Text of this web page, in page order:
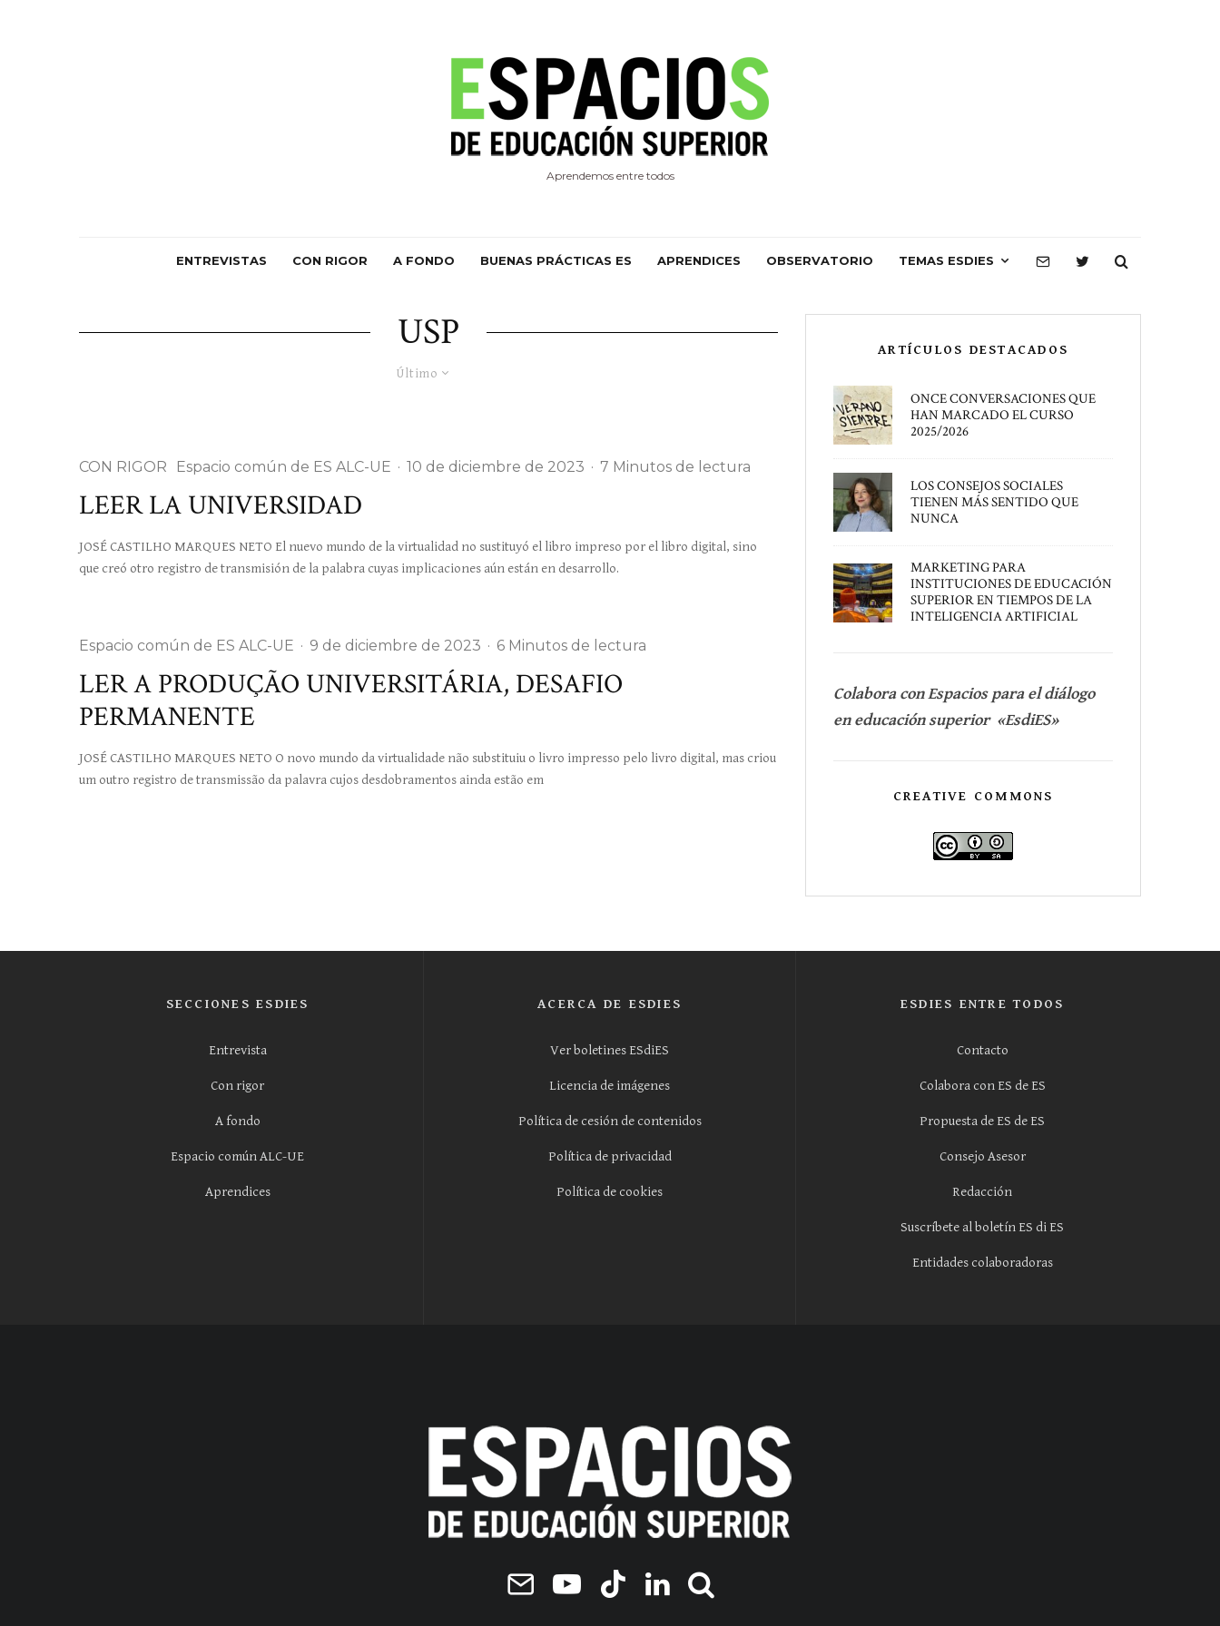
Aprendemos entre todos
ENTREVISTAS CON RIGOR A FONDO BUENAS PRÁCTICAS ES APRENDICES OBSERVATORIO TEMAS ESDIES
USP
Último
CON RIGOR Espacio común de ES ALC-UE · 10 de diciembre de 2023 · 7 Minutos de lectura
LEER LA UNIVERSIDAD
JOSÉ CASTILHO MARQUES NETO El nuevo mundo de la virtualidad no sustituyó el libro impreso por el libro digital, sino
que creó otro registro de transmisión de la palabra cuyas implicaciones aún están en desarrollo.
Espacio común de ES ALC-UE · 9 de diciembre de 2023 · 6 Minutos de lectura
LER A PRODUÇÃO UNIVERSITÁRIA, DESAFIO
PERMANENTE
JOSÉ CASTILHO MARQUES NETO O novo mundo da virtualidade não substituiu o livro impresso pelo livro digital, mas criou
um outro registro de transmissão da palavra cujos desdobramentos ainda estão em
ARTÍCULOS DESTACADOS
ONCE CONVERSACIONES QUE
HAN MARCADO EL CURSO
2025/2026
LOS CONSEJOS SOCIALES
TIENEN MÁS SENTIDO QUE
NUNCA
MARKETING PARA
INSTITUCIONES DE EDUCACIÓN
SUPERIOR EN TIEMPOS DE LA
INTELIGENCIA ARTIFICIAL
Colabora con Espacios para el diálogo
en educación superior «EsdiES»
CREATIVE COMMONS
SECCIONES ESDIES
Entrevista
Con rigor
A fondo
Espacio común ALC-UE
Aprendices
ACERCA DE ESDIES
Ver boletines ESdiES
Licencia de imágenes
Política de cesión de contenidos
Política de privacidad
Política de cookies
ESDIES ENTRE TODOS
Contacto
Colabora con ES de ES
Propuesta de ES de ES
Consejo Asesor
Redacción
Suscríbete al boletín ES di ES
Entidades colaboradoras